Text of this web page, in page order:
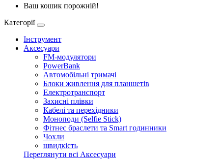
Ваш кошик порожній!
Категорії
Інструмент
Аксесуари
FM-модулятори
PowerBank
Автомобільні тримачі
Блоки живлення для планшетів
Електротранспорт
Захисні плівки
Кабелі та перехідники
Моноподи (Selfie Stick)
Фітнес браслети та Smart годинники
Чохли
швидкість
Переглянути всі Аксесуари